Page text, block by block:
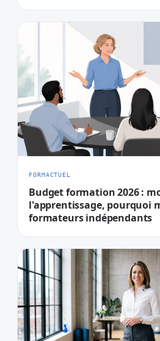
FORMACTUEL
Budget formation 2026 :
l'apprentissage, pourquoi
formateurs indépendants